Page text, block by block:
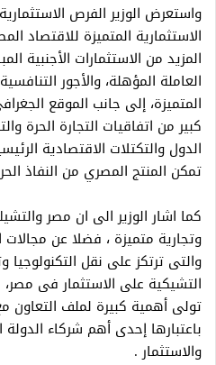
واستعرض الوزير الفرص
الاستثمارية المتميزة للاقتصاد
المزيد من الاستثمارات الأجنبية
العاملة المؤهلة، والأجور
المتميزة، إلى جانب الموقع
كبير من اتفاقيات التجارة الحرة
الدول والتكتلات الاقتصادية
تمكن المنتج المصري من النفاذ
كما اشار الوزير الى ان مصر
وتجارية متميزة ، فضلا عن
والتى ترتكز على نقل
التشيكية على الاستثمار فى مصر،
تولى أهمية كبيرة لملف التعاون
باعتبارها إحدى أهم شركاء
والاستثمار .